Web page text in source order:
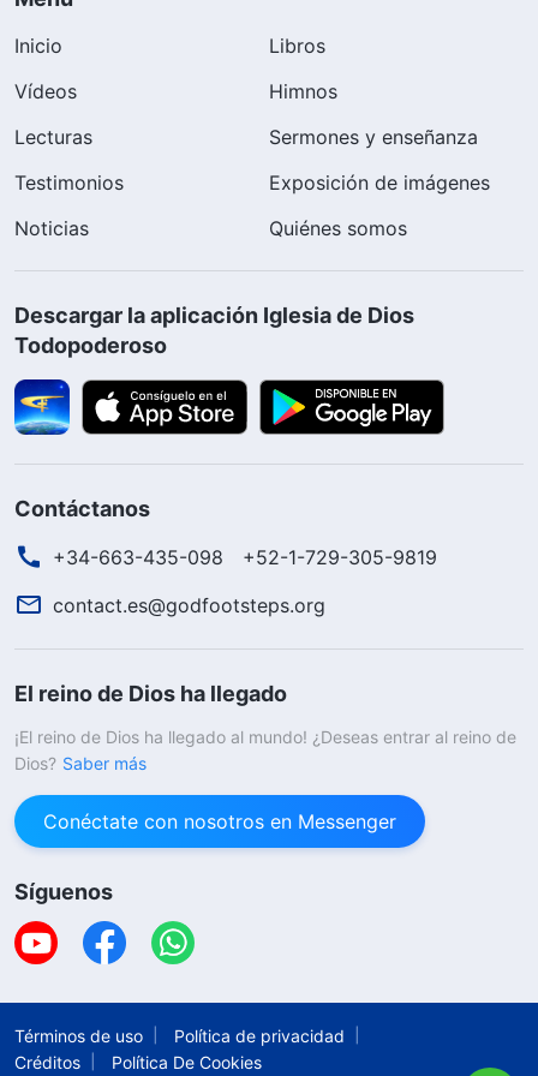
Inicio
Libros
Vídeos
Himnos
Lecturas
Sermones y enseñanza
Testimonios
Exposición de imágenes
Noticias
Quiénes somos
Descargar la aplicación Iglesia de Dios
Todopoderoso
Contáctanos
+34-663-435-098
+52-1-729-305-9819
contact.es@godfootsteps.org
El reino de Dios ha llegado
¡El reino de Dios ha llegado al mundo! ¿Deseas entrar al reino de
Dios? Saber más
Conéctate con nosotros en Messenger
Síguenos
Términos de uso
Política de privacidad
Créditos
Política De Cookies